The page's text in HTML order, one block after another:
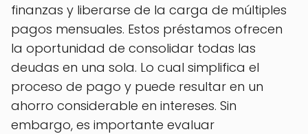
finanzas y liberarse de la carga de múltiples
pagos mensuales. Estos préstamos ofrecen
la oportunidad de consolidar todas las
deudas en una sola. Lo cual simplifica el
proceso de pago y puede resultar en un
ahorro considerable en intereses. Sin
embargo, es importante evaluar